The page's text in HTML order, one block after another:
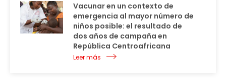
Vacunar en un contexto de
emergencia al mayor número de
niños posible: el resultado de
dos años de campaña en
República Centroafricana
Leer más